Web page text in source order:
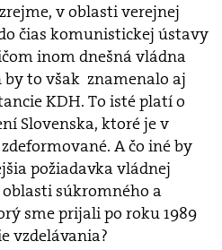
v oblasti verejnej
čias komunistickej ústavy
inom dnešná vládna
to však znamenalo aj
KDH. To isté platí o
Slovenska, ktoré je v
A čo iné by
požiadavka vládnej
súkromného a
sme prijali po roku 1989
vzdelávania?